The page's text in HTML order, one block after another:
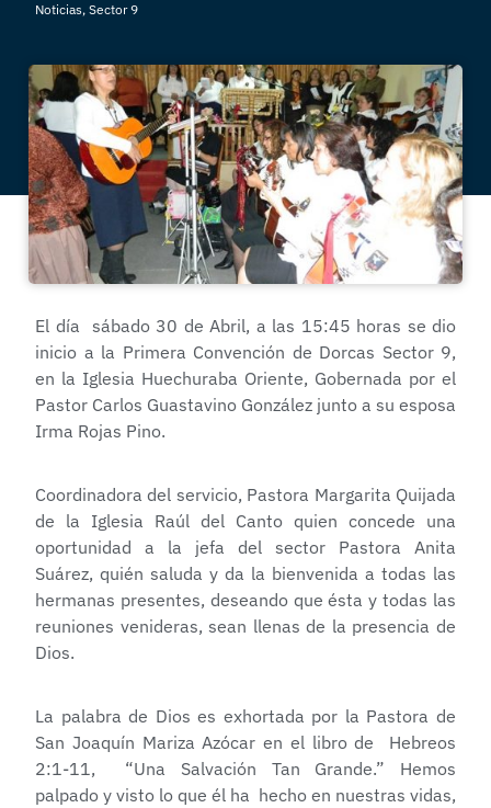
Noticias, Sector 9
El día sábado 30 de Abril, a las 15:45 horas se dio
inicio a la Primera Convención de Dorcas Sector 9,
en la Iglesia Huechuraba Oriente, Gobernada por el
Pastor Carlos Guastavino González junto a su esposa
Irma Rojas Pino.
Coordinadora del servicio, Pastora Margarita Quijada
de la Iglesia Raúl del Canto quien concede una
oportunidad a la jefa del sector Pastora Anita
Suárez, quién saluda y da la bienvenida a todas las
hermanas presentes, deseando que ésta y todas las
reuniones venideras, sean llenas de la presencia de
Dios.
La palabra de Dios es exhortada por la Pastora de
San Joaquín Mariza Azócar en el libro de Hebreos
2:1-11, “Una Salvación Tan Grande.” Hemos
palpado y visto lo que él ha hecho en nuestras vidas,